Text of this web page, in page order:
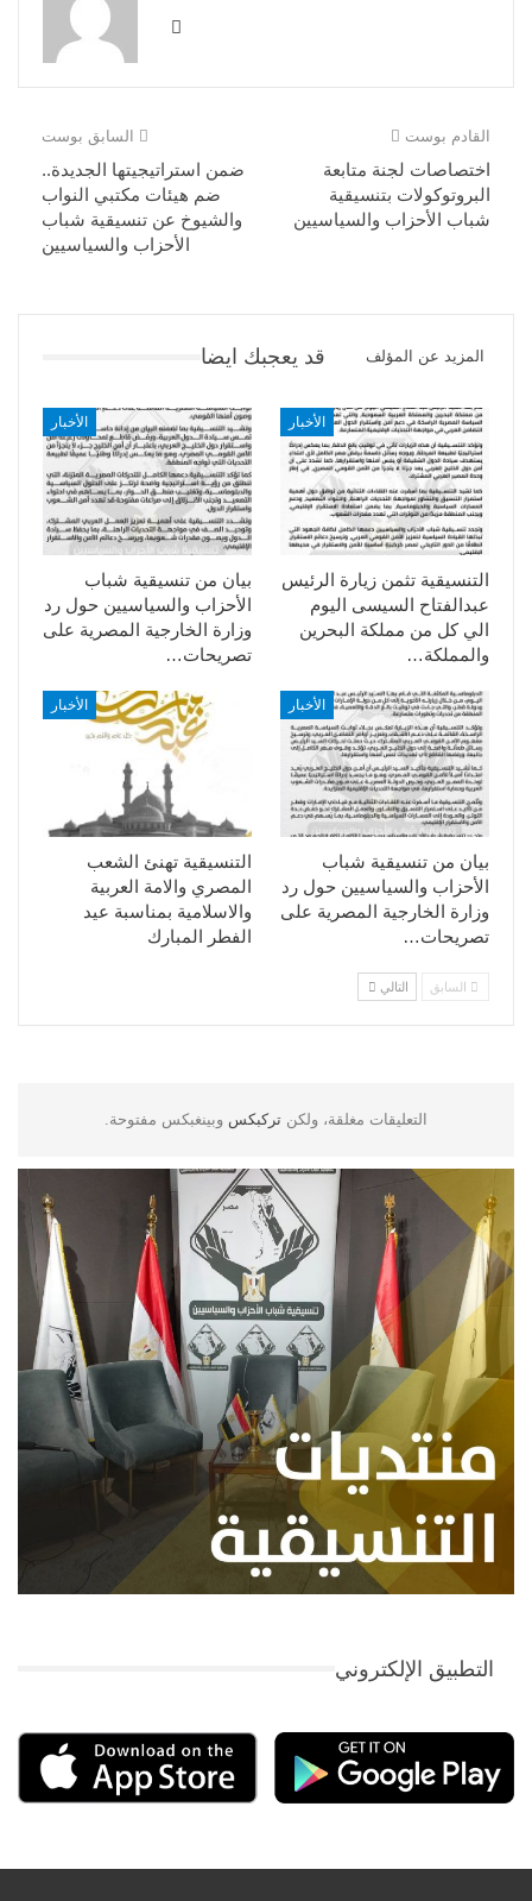
السابق بوست
ضمن استراتيجيتها الجديدة..
ضم هيئات مكتبي النواب
والشيوخ عن تنسيقية شباب
الأحزاب والسياسيين
القادم بوست
اختصاصات لجنة متابعة
البروتوكولات بتنسيقية
شباب الأحزاب والسياسيين
قد يعجبك ايضا المزيد عن المؤلف
الأخبار
بيان من تنسيقية شباب
الأحزاب والسياسيين حول رد
وزارة الخارجية المصرية على
تصريحات…
الأخبار
التنسيقية تثمن زيارة الرئيس
عبدالفتاح السيسى اليوم
الي كل من مملكة البحرين
والمملكة…
الأخبار
التنسيقية تهنئ الشعب
المصري والامة العربية
والاسلامية بمناسبة عيد
الفطر المبارك
الأخبار
بيان من تنسيقية شباب
الأحزاب والسياسيين حول رد
وزارة الخارجية المصرية على
تصريحات…
السابق التالي
التعليقات مغلقة، ولكن تركبكس وبينغبكس مفتوحة.
التطبيق الإلكتروني